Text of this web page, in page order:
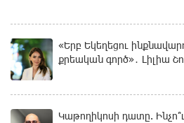
«Երբ Եկեղեցու
քրեական գործ»․ Լիլիա
Կաթողիկոսի դատը.